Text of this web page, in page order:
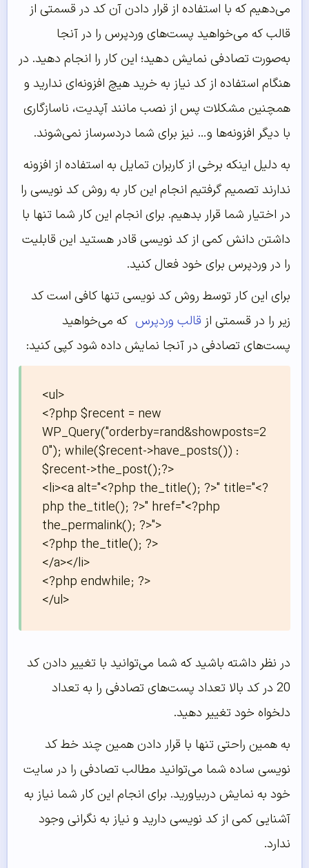
می‌دهیم که با استفاده از قرار دادن آن کد در قسمتی از
قالب که می‌خواهید پست‌های وردپرس را در آنجا
به‌صورت تصادفی نمایش دهید؛ این کار را انجام دهید. در
هنگام استفاده از کد نیاز به خرید هیچ افزونه‌ای ندارید و
همچنین مشکلات پس از نصب مانند آپدیت، ناسازگاری
با دیگر افزونه‌ها و… نیز برای شما دردسرساز نمی‌شوند.
به دلیل اینکه برخی از کاربران تمایل به استفاده از افزونه
ندارند تصمیم گرفتیم انجام این کار به روش کد نویسی را
در اختیار شما قرار بدهیم. برای انجام این کار شما تنها با
داشتن دانش کمی از کد نویسی قادر هستید این قابلیت
را در وردپرس برای خود فعال کنید.
برای این کار توسط روش کد نویسی تنها کافی است کد
زیر را در قسمتی از قالب وردپرس که می‌خواهید
پست‌های تصادفی در آنجا نمایش داده شود کپی کنید:
<ul>
<?php $recent = new
WP_Query("orderby=rand&showposts=2
0"); while($recent->have_posts()) :
$recent->the_post();?>
<li><a alt="<?php the_title(); ?>" title="<?
php the_title(); ?>" href="<?php
the_permalink(); ?>">
<?php the_title(); ?>
</a></li>
<?php endwhile; ?>
</ul>
در نظر داشته باشید که شما می‌توانید با تغییر دادن کد
20 در کد بالا تعداد پست‌های تصادفی را به تعداد
دلخواه خود تغییر دهید.
به همین راحتی تنها با قرار دادن همین چند خط کد
نویسی ساده شما می‌توانید مطالب تصادفی را در سایت
خود به نمایش دربیاورید. برای انجام این کار شما نیاز به
آشنایی کمی از کد نویسی دارید و نیاز به نگرانی وجود
ندارد.